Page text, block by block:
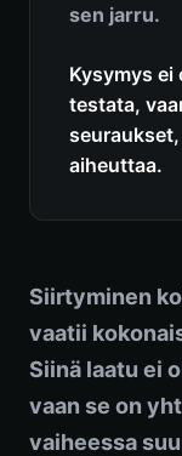
sen jarru.
Kysymys ei
testata,
aiheuttaa.
Siirtyminen
vaatii
Siinä laatu ei
vaan se on
vaiheessa